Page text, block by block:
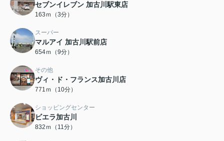
セブンイレブン 加古川駅東店
163ｍ（3分）
スーパー
マルアイ 加古川駅前店
654ｍ（9分）
その他
ヴィ・ド・フランス加古川店
771ｍ（10分）
ショッピングセンター
ビエラ加古川
832ｍ（11分）